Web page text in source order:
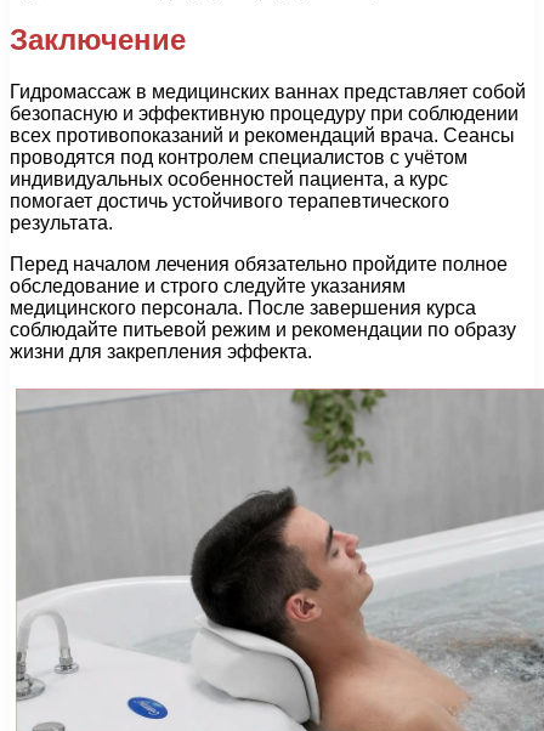
Заключение
Гидромассаж в медицинских ваннах представляет собой
безопасную и эффективную процедуру при соблюдении
всех противопоказаний и рекомендаций врача. Сеансы
проводятся под контролем специалистов с учётом
индивидуальных особенностей пациента, а курс
помогает достичь устойчивого терапевтического
результата.
Перед началом лечения обязательно пройдите полное
обследование и строго следуйте указаниям
медицинского персонала. После завершения курса
соблюдайте питьевой режим и рекомендации по образу
жизни для закрепления эффекта.